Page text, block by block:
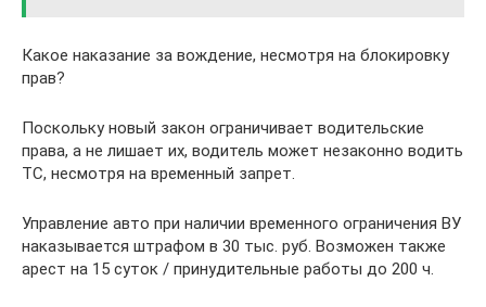
Какое наказание за вождение, несмотря на блокировку
прав?
Поскольку новый закон ограничивает водительские
права, а не лишает их, водитель может незаконно водить
ТС, несмотря на временный запрет.
Управление авто при наличии временного ограничения ВУ
наказывается штрафом в 30 тыс. руб. Возможен также
арест на 15 суток / принудительные работы до 200 ч.